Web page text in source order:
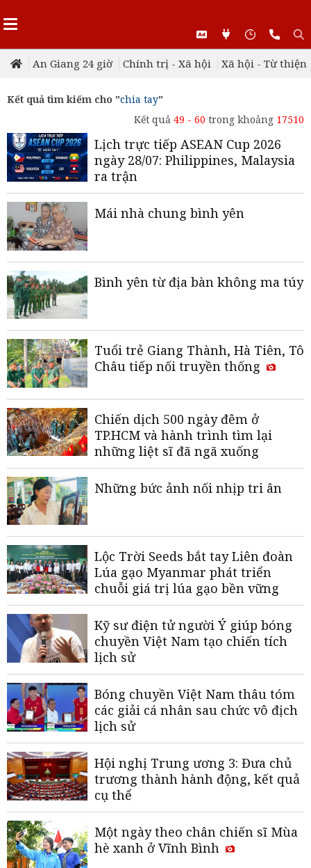
An Giang 24 giờ Chính trị - Xã hội Xã hội - Từ thiện
Kết quả tìm kiếm cho "chia tay"
Kết quả 49 - 60 trong khoảng 17510
Lịch trực tiếp ASEAN Cup 2026
ngày 28/07: Philippines, Malaysia
ra trận
Mái nhà chung bình yên
Bình yên từ địa bàn không ma túy
Tuổi trẻ Giang Thành, Hà Tiên, Tô
Châu tiếp nối truyền thống
Chiến dịch 500 ngày đêm ở
TP.HCM và hành trình tìm lại
những liệt sĩ đã ngã xuống
Những bức ảnh nối nhịp tri ân
Lộc Trời Seeds bắt tay Liên đoàn
Lúa gạo Myanmar phát triển
chuỗi giá trị lúa gạo bền vững
Kỹ sư điện tử người Ý giúp bóng
chuyền Việt Nam tạo chiến tích
lịch sử
Bóng chuyền Việt Nam thâu tóm
các giải cá nhân sau chức vô địch
lịch sử
Hội nghị Trung ương 3: Đưa chủ
trương thành hành động, kết quả
cụ thể
Một ngày theo chân chiến sĩ Mùa
hè xanh ở Vĩnh Bình